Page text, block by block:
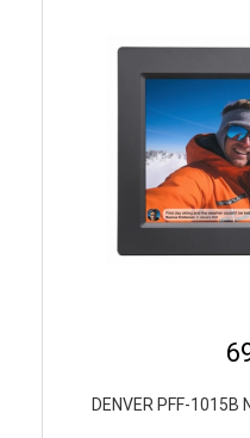
DENVER PFF-1015B